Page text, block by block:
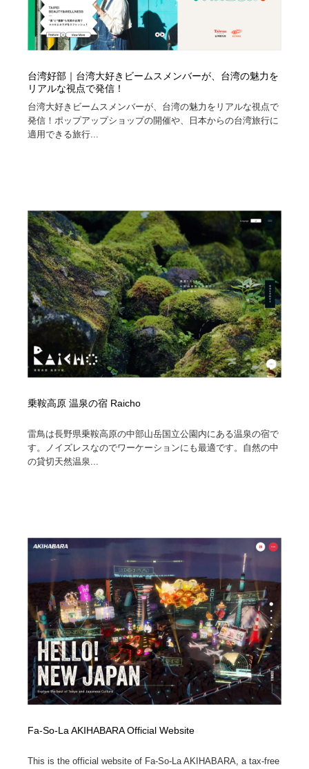
台湾好部｜台湾大好きビームスメンバーが、台湾の魅力を
リアルな視点で発信！
台湾大好きビームスメンバーが、台湾の魅力をリアルな視点で
発信！ポップアップショップの開催や、日本からの台湾旅行に
適用できる旅行...
乗鞍高原 温泉の宿 Raicho
雷鳥は長野県乗鞍高原の中部山岳国立公園内にある温泉の宿で
す。ノイズレスなのでワーケーションにも最適です。自然の中
の貸切天然温泉...
Fa-So-La AKIHABARA Official Website
This is the official website of Fa-So-La AKIHABARA, a tax-free